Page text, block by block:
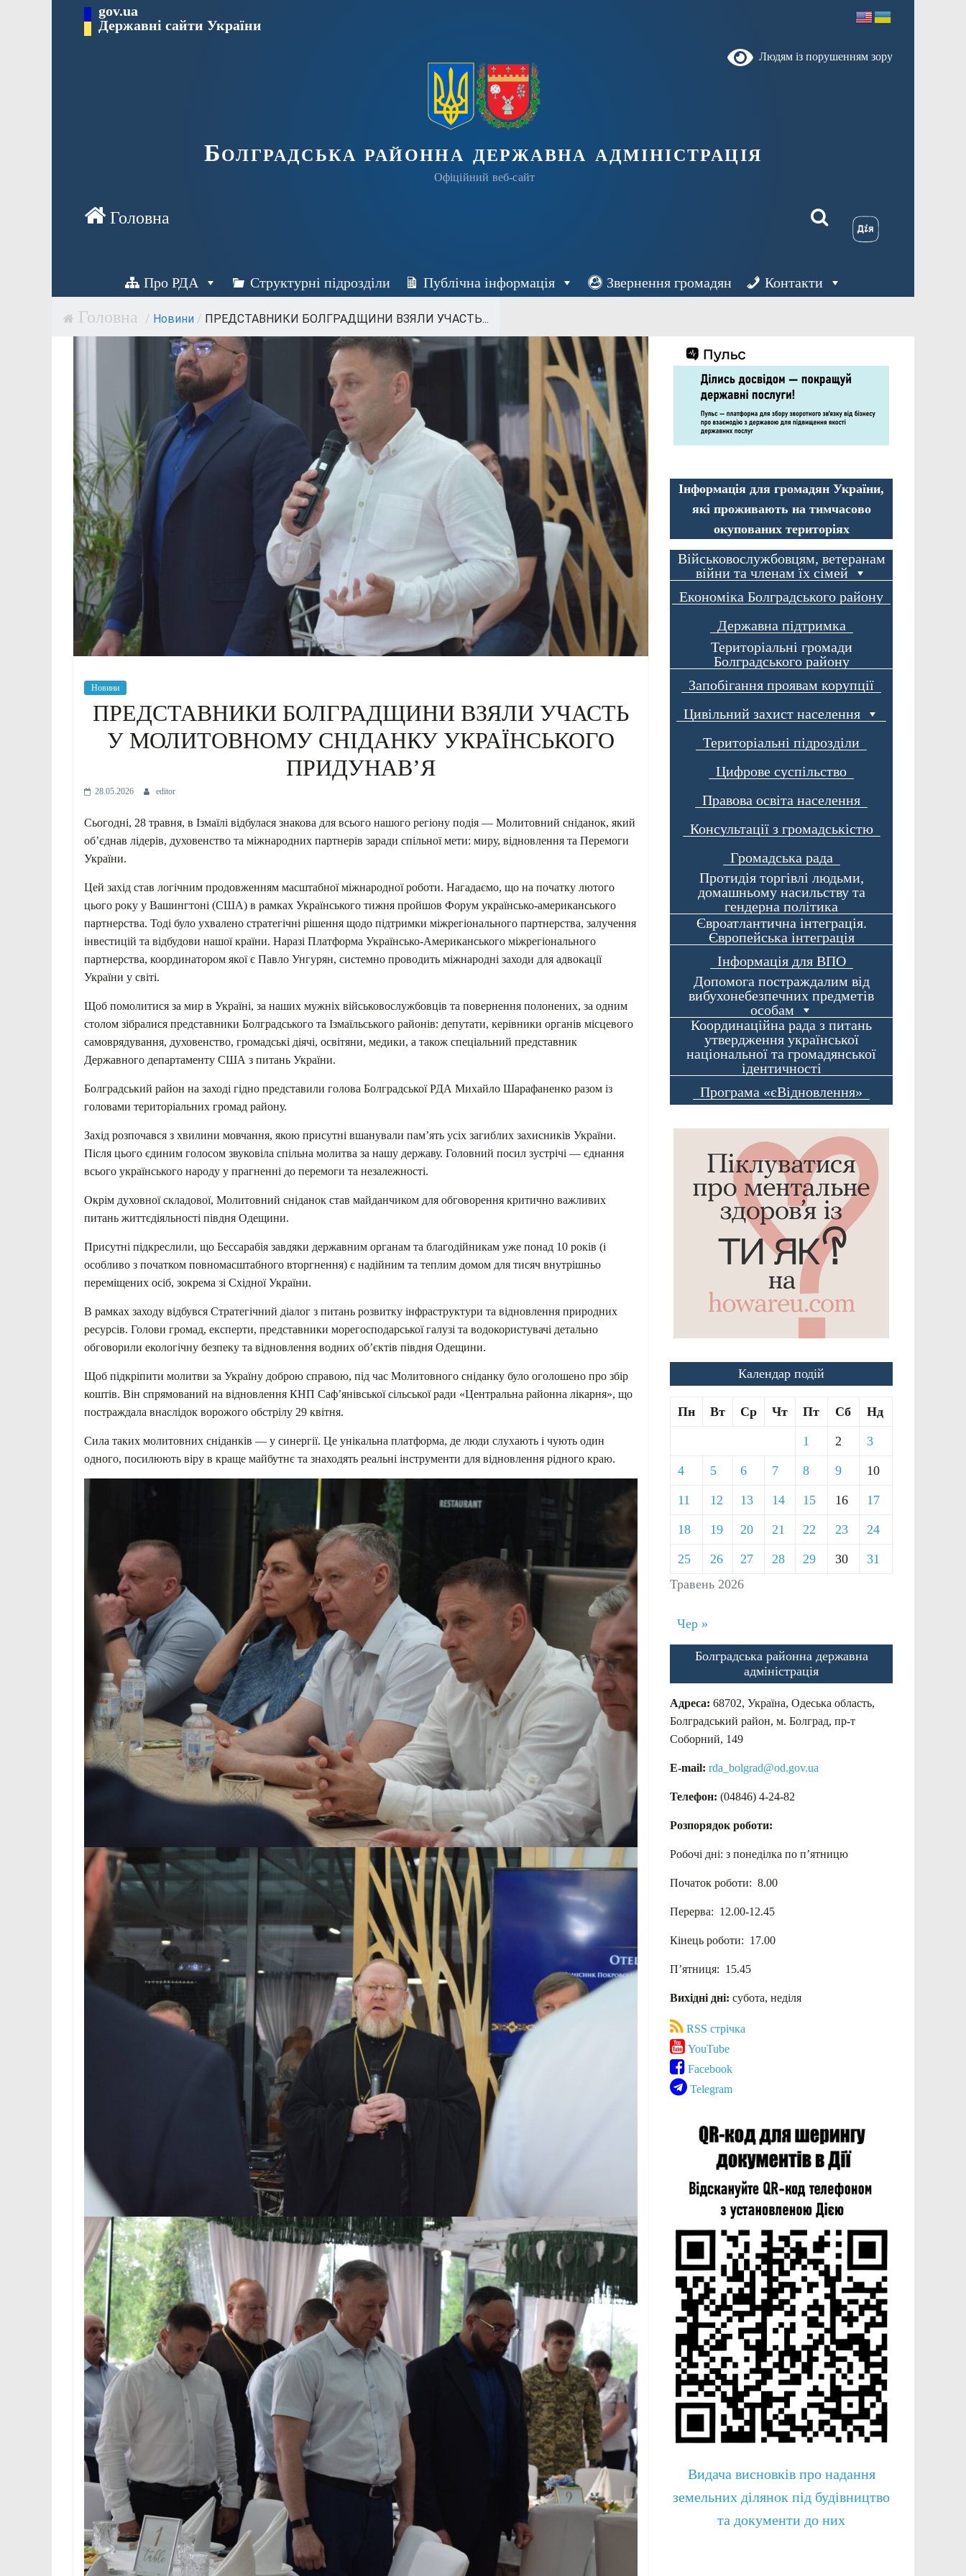
Перейти gov.ua
Державні сайти України
Людям із порушенням зору
Болградська районна державна адміністрація
Офіційний веб-сайт
Про РДА Структурні підрозділи Публічна інформація Звернення громадян Контакти
/ Новини / ПРЕДСТАВНИКИ БОЛГРАДЩИНИ ВЗЯЛИ УЧАСТЬ...
Новини
ПРЕДСТАВНИКИ БОЛГРАДЩИНИ ВЗЯЛИ УЧАСТЬ
У МОЛИТОВНОМУ СНІДАНКУ УКРАЇНСЬКОГО
ПРИДУНАВ’Я
28.05.2026 editor
Сьогодні, 28 травня, в Ізмаїлі відбулася знакова для всього нашого регіону подія — Молитовний сніданок, який
об’єднав лідерів, духовенство та міжнародних партнерів заради спільної мети: миру, відновлення та Перемоги
України.
Цей захід став логічним продовженням масштабної міжнародної роботи. Нагадаємо, що на початку лютого
цього року у Вашингтоні (США) в рамках Українського тижня пройшов Форум українсько-американського
партнерства. Тоді було ухвалено стратегічні рішення щодо підтримки міжрегіонального партнерства, залучення
інвестицій та відбудови нашої країни. Наразі Платформа Українсько-Американського міжрегіонального
партнерства, координатором якої є Павло Унгурян, системно проводить міжнародні заходи для адвокації
України у світі.
Щоб помолитися за мир в Україні, за наших мужніх військовослужбовців та повернення полонених, за одним
столом зібралися представники Болградського та Ізмаїльського районів: депутати, керівники органів місцевого
самоврядування, духовенство, громадські діячі, освітяни, медики, а також спеціальний представник
Державного департаменту США з питань України.
Болградський район на заході гідно представили голова Болградської РДА Михайло Шарафаненко разом із
головами територіальних громад району.
Захід розпочався з хвилини мовчання, якою присутні вшанували пам’ять усіх загиблих захисників України.
Після цього єдиним голосом звуковіла спільна молитва за нашу державу. Головний посил зустрічі — єднання
всього українського народу у прагненні до перемоги та незалежності.
Окрім духовної складової, Молитовний сніданок став майданчиком для обговорення критично важливих
питань життєдіяльності півдня Одещини.
Присутні підкреслили, що Бессарабія завдяки державним органам та благодійникам уже понад 10 років (і
особливо з початком повномасштабного вторгнення) є надійним та теплим домом для тисяч внутрішньо
переміщених осіб, зокрема зі Східної України.
В рамках заходу відбувся Стратегічний діалог з питань розвитку інфраструктури та відновлення природних
ресурсів. Голови громад, експерти, представники морегосподарської галузі та водокористувачі детально
обговорили екологічну безпеку та відновлення водних об’єктів півдня Одещини.
Щоб підкріпити молитви за Україну доброю справою, під час Молитовного сніданку було оголошено про збір
коштів. Він спрямований на відновлення КНП Саф’янівської сільської ради «Центральна районна лікарня», що
постраждала внаслідок ворожого обстрілу 29 квітня.
Сила таких молитовних сніданків — у синергії. Це унікальна платформа, де люди слухають і чують один
одного, посилюють віру в краще майбутнє та знаходять реальні інструменти для відновлення рідного краю.
Інформація для громадян України,
які проживають на тимчасово
окупованих територіях
Військовослужбовцям, ветеранам
війни та членам їх сімей
Економіка Болградського району
Державна підтримка
Територіальні громади
Болградського району
Запобігання проявам корупції
Цивільний захист населення
Територіальні підрозділи
Цифрове суспільство
Правова освіта населення
Консультації з громадськістю
Громадська рада
Протидія торгівлі людьми,
домашньому насильству та
гендерна політика
Євроатлантична інтеграція.
Європейська інтеграція
Інформація для ВПО
Допомога постраждалим від
вибухонебезпечних предметів
особам
Координаційна рада з питань
утвердження української
національної та громадянської
ідентичності
Програма «єВідновлення»
Календар подій
Травень 2026
Пн Вт Ср Чт Пт Сб Нд
1 2 3
4 5 6 7 8 9 10
11 12 13 14 15 16 17
18 19 20 21 22 23 24
25 26 27 28 29 30 31
Чер »
Болградська районна державна
адміністрація
Адреса: 68702, Україна, Одеська область,
Болградський район, м. Болград, пр-т
Соборний, 149
E-mail: rda_bolgrad@od.gov.ua
Телефон: (04846) 4-24-82
Розпорядок роботи:
Робочі дні: з понеділка по п’ятницю
Початок роботи: 8.00
Перерва: 12.00-12.45
Кінець роботи: 17.00
П’ятниця: 15.45
Вихідні дні: субота, неділя
RSS стрічка
YouTube
Facebook
Telegram
Видача висновків про надання
земельних ділянок під будівництво
та документи до них